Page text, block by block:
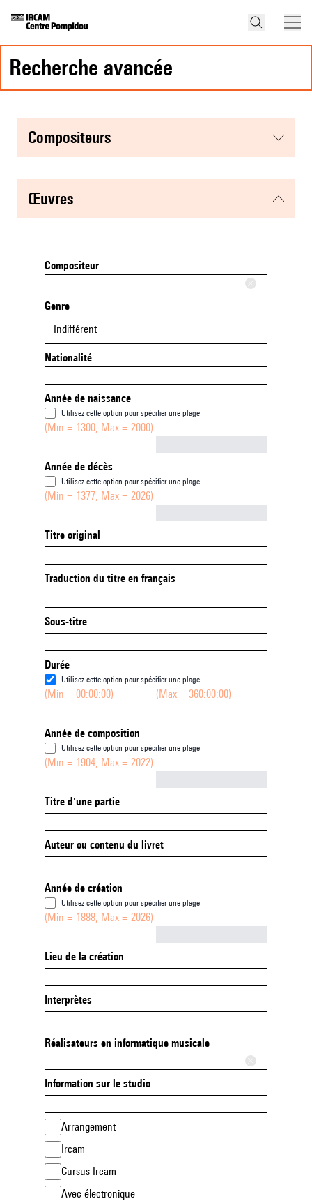
recherche avancée
compositeurs
œuvres
Compositeur
Genre
Indifférent
Nationalité
Année de naissance
Utilisez cette option pour spécifier une plage
(Min = 1300, Max = 2000)
Année de décès
Utilisez cette option pour spécifier une plage
(Min = 1377, Max = 2026)
Titre original
Traduction du titre en français
Sous-titre
Durée
Utilisez cette option pour spécifier une plage
(Min = 00:00:00) (Max = 360:00:00)
Année de composition
Utilisez cette option pour spécifier une plage
(Min = 1904, Max = 2022)
Titre d'une partie
Auteur ou contenu du livret
Année de création
Utilisez cette option pour spécifier une plage
(Min = 1888, Max = 2026)
Lieu de la création
Interprètes
Réalisateurs en informatique musicale
Information sur le studio
Arrangement
Ircam
Cursus Ircam
Avec électronique